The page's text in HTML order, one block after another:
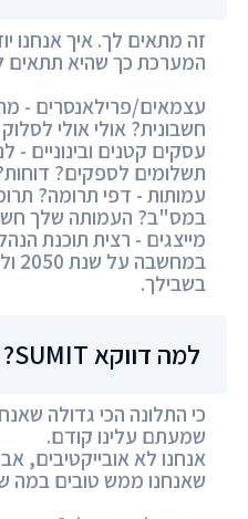
זה מתאים לך. איך אנחנו
המערכת כך שהיא תתאים
עצמאים/פרילאנסרים -
חשבונית? אולי אולי
עסקים קטנים ובינוניים -
תשלומים לספקים?
עמותות - דפי תרומה?
במס"ב? העמותה שלך
מייצגים - רצית תוכנת
בשבילך.
למה דווקא SUMIT?
כי התלונה הכי גדולה
שמעתם עלינו קודם.
אנחנו לא אובייקטיבים,
שאנחנו ממש טובים במה